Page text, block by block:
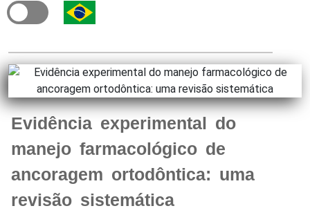
Evidência experimental do
manejo farmacológico de
ancoragem ortodôntica: uma
revisão sistemática